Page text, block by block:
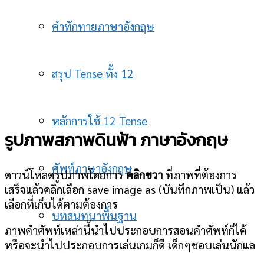
คำทักทายภาษาอังกฤษ
สรุป Tense ทั้ง 12
หลักการใช้ 12 Tense
ศัพท์ภาษาอังกฤษ
บทสนทนาพื้นฐาน
รูปภาพสภาพดินฟ้า ภาษาอังกฤษ
ดาวน์โหลดรูปภาพโดยการคลิกขวา ที่ภาพที่ต้องการ
เสร็จแล้วคลิกเลือก save image as (บันทึกภาพเป็น) แล้ว
เลือกที่เก็บได้ตามต้องการ
ภาพคำศัพท์เหล่านี้นำไปประกอบการสอนคำศัพท์ก็ได้
หรือจะนำไปประกอบการเล่นเกมก็ดี เด็กๆชอบเล่นนักแล